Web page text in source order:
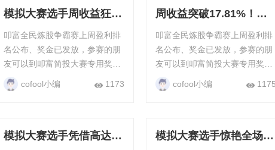
模拟大赛选手周收益狂飙
25.16%，展现非凡操盘
水平！
叩富全民炼股争霸赛上周盈利排
名公布、奖金已发放，参赛的朋
友可以到叩富简投大赛专用奖金
钱包查看，只要满20元就能直接
提现，每周每月都有现金奖励。
cofool小编 1173
周收益突破17.81%！模
拟大赛选手展现惊人爆发
力
叩富全民炼股争霸赛上周盈利排
名公布、奖金已发放，参赛的朋
友可以到叩富简投大赛专用奖金
钱包查看，只要满20元就能直接
提现，每周每月都有现金奖励。
cofool小编
模拟大赛选手凭借高达
模拟大赛选手惊艳全场：